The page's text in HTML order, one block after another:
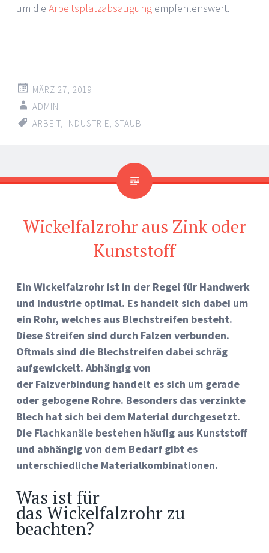
um die Arbeitsplatzabsaugung empfehlenswert.
MÄRZ 27, 2019
ADMIN
ARBEIT, INDUSTRIE, STAUB
Wickelfalzrohr aus Zink oder
Kunststoff
Ein Wickelfalzrohr ist in der Regel für Handwerk
und Industrie optimal. Es handelt sich dabei um
ein Rohr, welches aus Blechstreifen besteht.
Diese Streifen sind durch Falzen verbunden.
Oftmals sind die Blechstreifen dabei schräg
aufgewickelt. Abhängig von
der Falzverbindung handelt es sich um gerade
oder gebogene Rohre. Besonders das verzinkte
Blech hat sich bei dem Material durchgesetzt.
Die Flachkanäle bestehen häufig aus Kunststoff
und abhängig von dem Bedarf gibt es
unterschiedliche Materialkombinationen.
Was ist für
das Wickelfalzrohr zu
beachten?